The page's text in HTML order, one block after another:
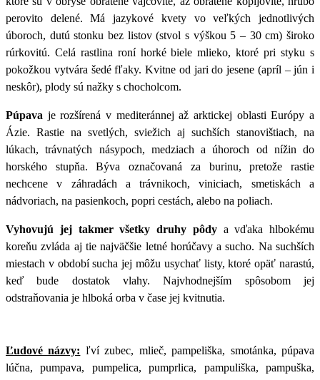
perovito delené. Má jazykové kvety vo veľkých jednotlivých
úboroch, dutú stonku bez listov (stvol s výškou 5 – 30 cm) široko
rúrkovitú. Celá rastlina roní horké biele mlieko, ktoré pri styku s
pokožkou vytvára šedé fľaky. Kvitne od jari do jesene (apríl – jún i
neskôr), plody sú nažky s chocholcom.
Púpava je rozšírená v mediteránnej až arktickej oblasti Európy a
Ázie. Rastie na svetlých, sviežich aj suchších stanovištiach, na
lúkach, trávnatých násypoch, medziach a úhoroch od nížin do
horského stupňa. Býva označovaná za burinu, pretože rastie
nechcene v záhradách a trávnikoch, viniciach, smetiskách a
nádvoriach, na pasienkoch, popri cestách, alebo na poliach.
Vyhovujú jej takmer všetky druhy pôdya vďaka hlbokému
koreňu zvláda aj tie najväčšie letné horúčavy a sucho. Na suchších
miestach v období sucha jej môžu usychať listy, ktoré opäť narastú,
keď bude dostatok vlahy. Najvhodnejším spôsobom jej
odstraňovania je hlboká orba v čase jej kvitnutia.
Ľudové názvy: ľví zubec, mlieč, pampeliška, smotánka, púpava
lúčna, pumpava, pumpelica, pumprlica, pampuliška, pampuška,